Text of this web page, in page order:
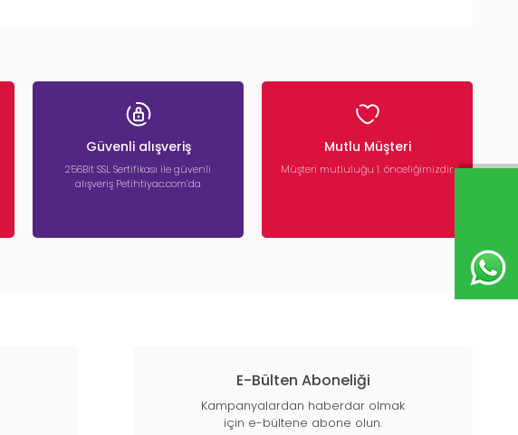
Güvenli alışveriş
256Bit SSL Sertifikası ile güvenli
alışveriş Petihtiyac.com’da
Mutlu Müşteri
Müşteri mutluluğu 1. önceliğimizdir.
E-Bülten Aboneliği
Kampanyalardan haberdar olmak
için e-bültene abone olun.